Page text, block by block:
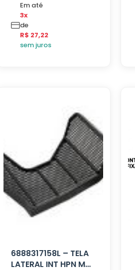
Em até
3x
de
R$ 27,22
sem juros
6888317158L – TELA
LATERAL INT HPN MB